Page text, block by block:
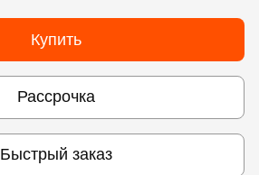
Купить
Рассрочка
Быстрый заказ